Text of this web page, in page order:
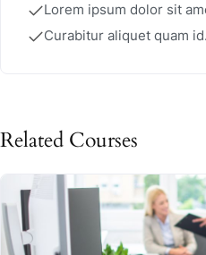
Lorem ipsum dolor sit
Curabitur aliquet quam id.
Related Courses